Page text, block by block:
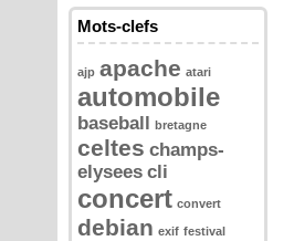
Mots-clefs
ajp apache atari
automobile
baseball bretagne
celtes champs-
elysees cli
concert convert
debian exif festival